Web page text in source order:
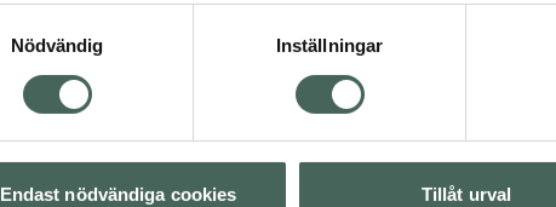
Nödvändig
Inställningar
Endast nödvändiga cookies Tillåt urval
Visa